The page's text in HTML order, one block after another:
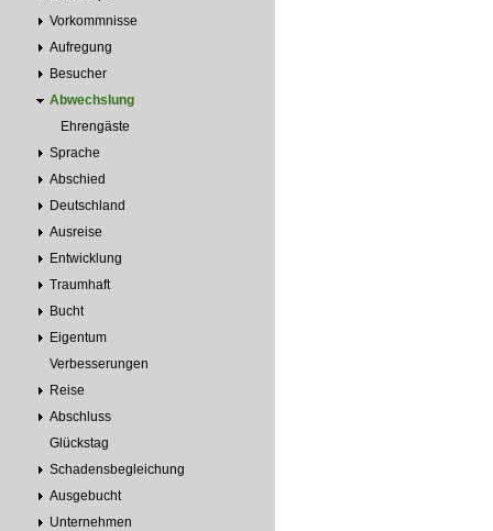
Vorkommnisse
Aufregung
Besucher
Abwechslung
Ehrengäste
Sprache
Abschied
Deutschland
Ausreise
Entwicklung
Traumhaft
Bucht
Eigentum
Verbesserungen
Reise
Abschluss
Glückstag
Schadensbegleichung
Ausgebucht
Unternehmen